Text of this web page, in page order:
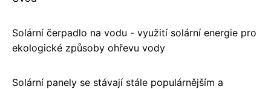
Solární čerpadlo na vodu - využití solární energie pro
ekologické způsoby ohřevu vody
Solární panely se stávají stále populárnějším a